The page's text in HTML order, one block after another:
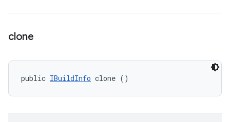
clone
public IBuildInfo clone ()